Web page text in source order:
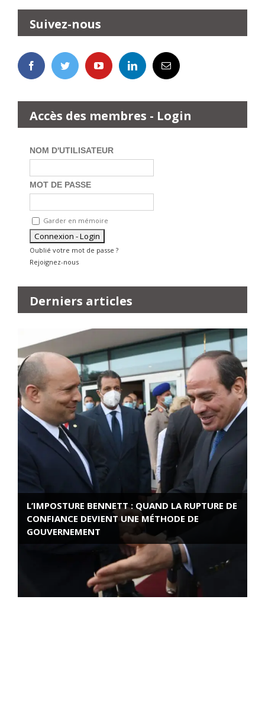
Suivez-nous
Accès des membres - Login
NOM D'UTILISATEUR
MOT DE PASSE
Garder en mémoire
Oublié votre mot de passe ?
Rejoignez-nous
Derniers articles
L’IMPOSTURE BENNETT : QUAND LA RUPTURE DE
CONFIANCE DEVIENT UNE MÉTHODE DE
GOUVERNEMENT
ROSE VALLAND, HEROÏNE DE LA RESISTANCE